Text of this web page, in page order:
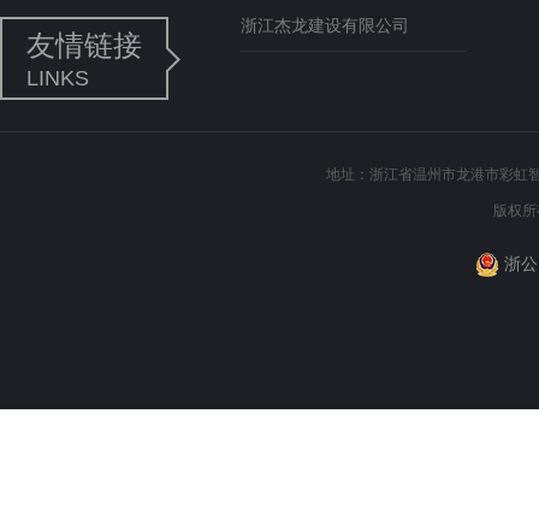
友情链接
LINKS
浙江杰龙建设有限公司
地址：浙江省温州市龙港市彩
版权
浙